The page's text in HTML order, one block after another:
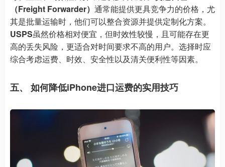
（Freight Forwarder） 通常能提供更具竞争力的价格，尤
其是批量运输时，他们可以整合资源并提供定制化方案。
USPS虽然价格相对便宜，但时效性较慢，且可能存在更
高的丢失风险，更适合对时间要求不高的用户。选择时应
综合考虑运费、时效、安全性以及清关便利性等因素。
五、 如何降低iPhone进口运费的实用技巧